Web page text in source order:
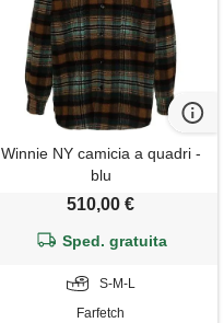
Winnie NY camicia a quadri -
blu
510,00 €
Sped. gratuita
S-M-L
Farfetch